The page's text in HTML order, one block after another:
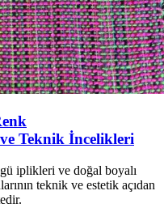
Teknik İncelikleri
iplikleri ve doğal boyalı
teknik ve estetik açıdan